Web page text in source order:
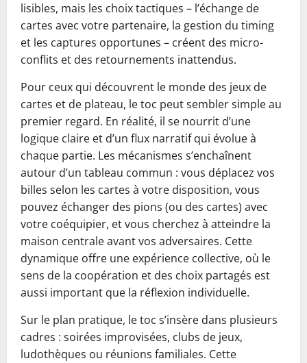
lisibles, mais les choix tactiques – l’échange de
cartes avec votre partenaire, la gestion du timing
et les captures opportunes – créent des micro-
conflits et des retournements inattendus.
Pour ceux qui découvrent le monde des jeux de
cartes et de plateau, le toc peut sembler simple au
premier regard. En réalité, il se nourrit d’une
logique claire et d’un flux narratif qui évolue à
chaque partie. Les mécanismes s’enchaînent
autour d’un tableau commun : vous déplacez vos
billes selon les cartes à votre disposition, vous
pouvez échanger des pions (ou des cartes) avec
votre coéquipier, et vous cherchez à atteindre la
maison centrale avant vos adversaires. Cette
dynamique offre une expérience collective, où le
sens de la coopération et des choix partagés est
aussi important que la réflexion individuelle.
Sur le plan pratique, le toc s’insère dans plusieurs
cadres : soirées improvisées, clubs de jeux,
ludothèques ou réunions familiales. Cette